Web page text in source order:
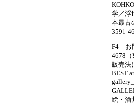
学／浮
本最
3591-
F4 お
4678
販売法
BEST
絵・